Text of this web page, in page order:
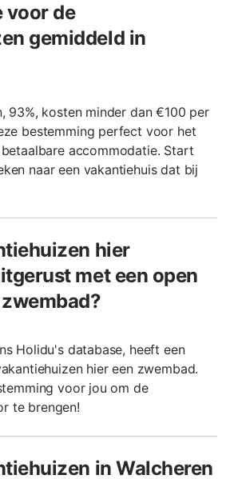
voor de
gemiddeld in
93%, kosten minder dan €100 per
bestemming perfect voor het
accommodatie. Start
naar een vakantiehuis dat bij
hier
met een open
Holidu's database, heeft een
hier een zwembad.
voor jou om de
te brengen!
in Walcheren